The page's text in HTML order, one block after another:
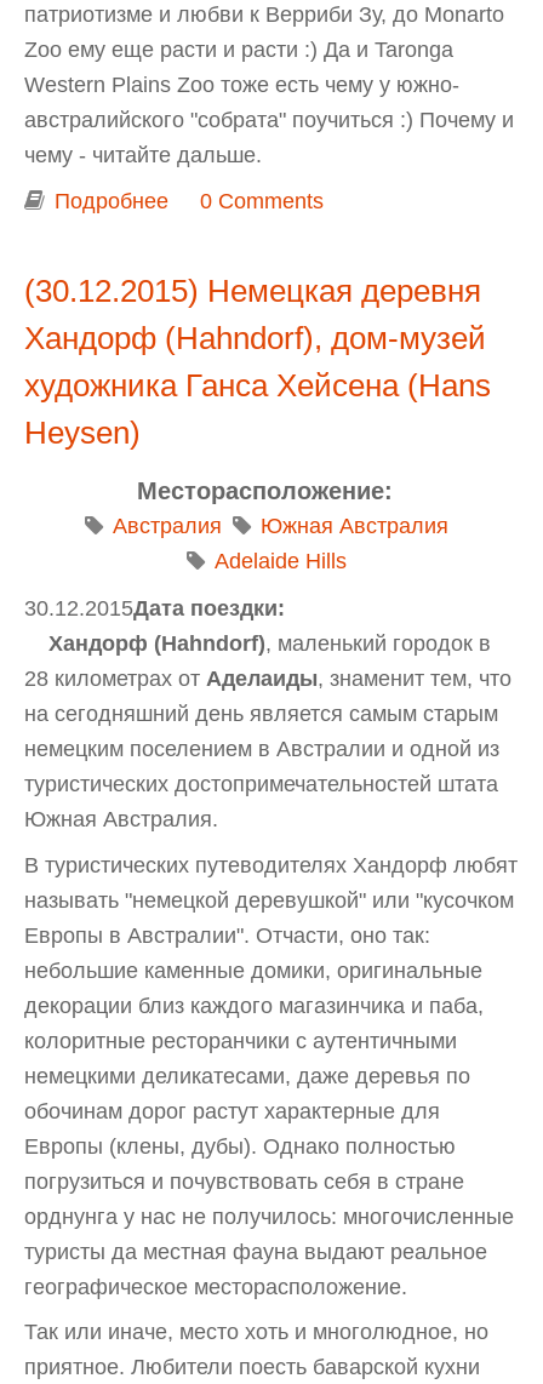
патриотизме и любви к Верриби Зу, до Monarto
Zoo ему еще расти и расти :) Да и Taronga
Western Plains Zoo тоже есть чему у южно-
австралийского "собрата" поучиться :) Почему и
чему - читайте дальше.
Подробнее о Сафари-зоопарк Монарто
0 Comments
(30.12.2015) Немецкая деревня
Хандорф (Hahndorf), дом-музей
художника Ганса Хейсена (Hans
Heysen)
Месторасположение:
Австралия
Южная Австралия
Adelaide Hills
Дата поездки:
30.12.2015
Хандорф (Hahndorf), маленький городок в
28 километрах от Аделаиды, знаменит тем, что
на сегодняшний день является самым старым
немецким поселением в Австралии и одной из
туристических достопримечательностей штата
Южная Австралия.
В туристических путеводителях Хандорф любят
называть "немецкой деревушкой" или "кусочком
Европы в Австралии". Отчасти, оно так:
небольшие каменные домики, оригинальные
декорации близ каждого магазинчика и паба,
колоритные ресторанчики с аутентичными
немецкими деликатесами, даже деревья по
обочинам дорог растут характерные для
Европы (клены, дубы). Однако полностью
погрузиться и почувствовать себя в стране
орднунга у нас не получилось: многочисленные
туристы да местная фауна выдают реальное
географическое месторасположение.
Так или иначе, место хоть и многолюдное, но
приятное. Любители поесть баварской кухни